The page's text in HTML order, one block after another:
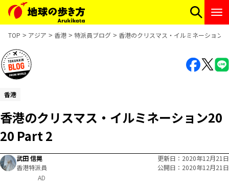
TOP アジア 香港 特派員ブログ 香港のクリスマス・イルミネーション
香港
香港のクリスマス・イルミネーション20
20 Part 2
武田 信晃
香港特派員
更新日
2020年12月21日
公開日
2020年12月21日
AD